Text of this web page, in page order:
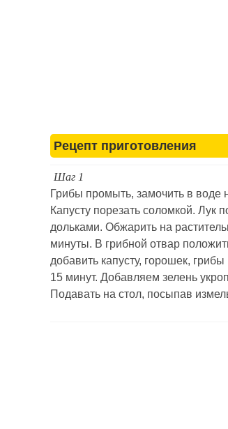
Рецепт приготовления
Шаг 1
Грибы промыть, замочить в воде
Капусту порезать соломкой. Лук
дольками. Обжарить на
минуты. В грибной отвар
добавить капусту, горошек,
15 минут. Добавляем зелень
Подавать на стол, посыпав